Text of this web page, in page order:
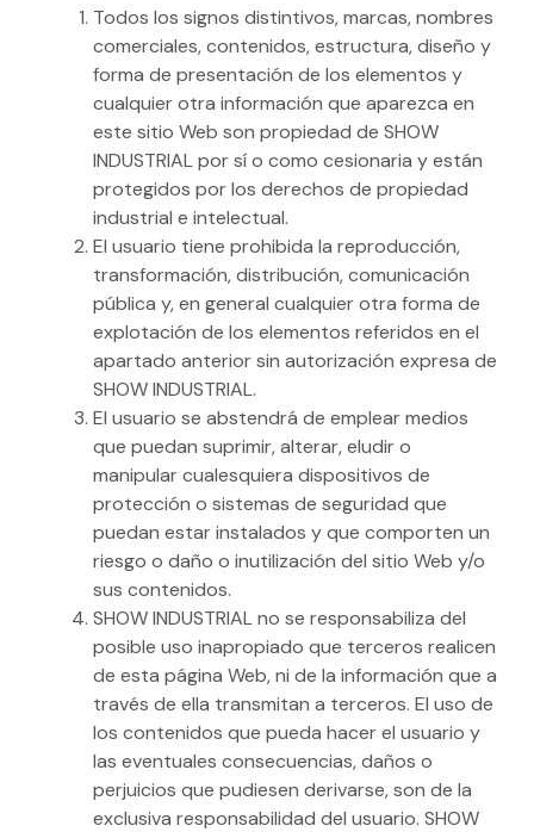
Todos los signos distintivos, marcas, nombres
comerciales, contenidos, estructura, diseño y
forma de presentación de los elementos y
cualquier otra información que aparezca en
este sitio Web son propiedad de SHOW
INDUSTRIAL por sí o como cesionaria y están
protegidos por los derechos de propiedad
industrial e intelectual.
El usuario tiene prohibida la reproducción,
transformación, distribución, comunicación
pública y, en general cualquier otra forma de
explotación de los elementos referidos en el
apartado anterior sin autorización expresa de
SHOW INDUSTRIAL.
El usuario se abstendrá de emplear medios
que puedan suprimir, alterar, eludir o
manipular cualesquiera dispositivos de
protección o sistemas de seguridad que
puedan estar instalados y que comporten un
riesgo o daño o inutilización del sitio Web y/o
sus contenidos.
SHOW INDUSTRIAL no se responsabiliza del
posible uso inapropiado que terceros realicen
de esta página Web, ni de la información que a
través de ella transmitan a terceros. El uso de
los contenidos que pueda hacer el usuario y
las eventuales consecuencias, daños o
perjuicios que pudiesen derivarse, son de la
exclusiva responsabilidad del usuario. SHOW